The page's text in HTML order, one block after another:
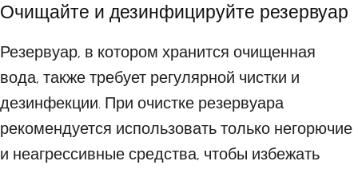
Очищайте и дезинфицируйте резервуар
Резервуар, в котором хранится очищенная
вода, также требует регулярной чистки и
дезинфекции. При очистке резервуара
рекомендуется использовать только негорючие
и неагрессивные средства, чтобы избежать